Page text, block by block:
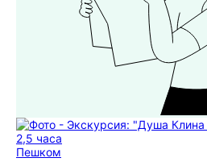
2,5 часа
Пешком